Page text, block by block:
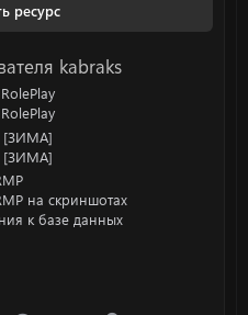
ресурс
kabraks
[ЗИМА]
[ЗИМА]
на скриншотах
к базе данных